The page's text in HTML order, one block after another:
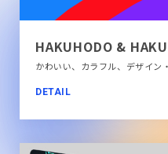
DETAIL